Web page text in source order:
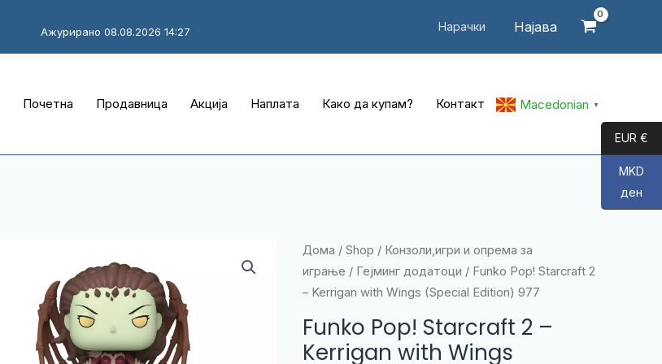
Нарачки Најава
Ажурирано 08.08.2026 14:27
Почетна Продавница Акција Наплата Како да купам? Контакт Macedonian ▼
Дома / Shop / Конзоли,игри и опрема за
играње / Гејминг додатоци / Funko Pop! Starcraft 2
– Kerrigan with Wings (Special Edition) 977
Funko Pop! Starcraft 2 –
Kerrigan with Wings
EUR €
MKD
ден